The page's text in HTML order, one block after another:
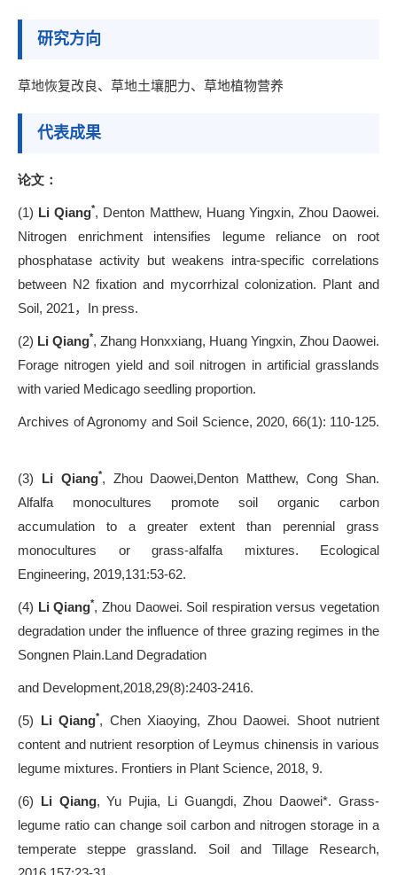
研究方向
草地恢复改良、草地土壤肥力、草地植物营养
代表成果
论文：
(1) Li Qiang*, Denton Matthew, Huang Yingxin, Zhou Daowei.
Nitrogen enrichment intensifies legume reliance on root
phosphatase activity but weakens intra-specific correlations
between N2 fixation and mycorrhizal colonization. Plant and
Soil, 2021， In press.
(2) Li Qiang*, Zhang Honxxiang, Huang Yingxin, Zhou Daowei.
Forage nitrogen yield and soil nitrogen in artificial grasslands
with varied Medicago seedling proportion.
Archives of Agronomy and Soil Science, 2020, 66(1): 110-125.
(3) Li Qiang*, Zhou Daowei,Denton Matthew, Cong Shan.
Alfalfa monocultures promote soil organic carbon
accumulation to a greater extent than perennial grass
monocultures or grass-alfalfa mixtures. Ecological
Engineering, 2019,131:53-62.
(4) Li Qiang*, Zhou Daowei. Soil respiration versus vegetation
degradation under the influence of three grazing regimes in the
Songnen Plain.Land Degradation
and Development,2018,29(8):2403-2416.
(5) Li Qiang*, Chen Xiaoying, Zhou Daowei. Shoot nutrient
content and nutrient resorption of Leymus chinensis in various
legume mixtures. Frontiers in Plant Science, 2018, 9.
(6) Li Qiang, Yu Pujia, Li Guangdi, Zhou Daowei*. Grass-
legume ratio can change soil carbon and nitrogen storage in a
temperate steppe grassland. Soil and Tillage Research,